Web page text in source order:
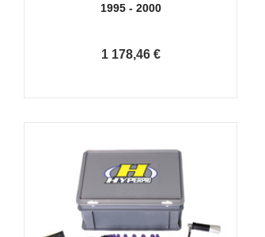
1995 - 2000
1 178,46 €